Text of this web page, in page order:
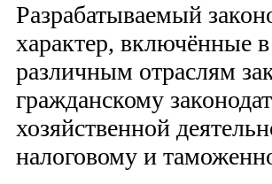
Разрабатываемый
характер, включённые
различным отраслям
гражданскому
хозяйственной
налоговому и